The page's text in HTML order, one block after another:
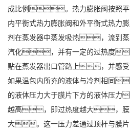
成比例。热力膨胀阀按照
内平衡式热力膨胀阀和外平衡式热
剂在蒸发器中蒸发吸热，流到
汽化，并有一定的过热度
贴在蒸发器出口管路上，并感
如果温包内所充的液体与冷剂相同
的液体压力大于膜片下方的液体压力
越高，即过热度越大，膜
大。这一压力差通过顶杆与膜片